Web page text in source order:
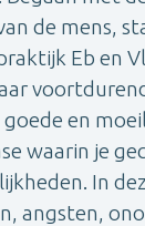
de mens,
Eb en
en
waarin je
In
angsten,